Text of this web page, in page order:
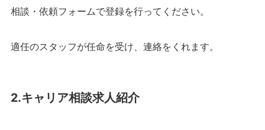
相談・依頼フォームで登録を行ってください。
適任のスタッフが任命を受け、連絡をくれます。
2.キャリア相談求人紹介